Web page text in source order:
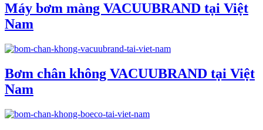
Máy bơm màng VACUUBRAND tại Việt
Nam
Bơm chân không VACUUBRAND tại Việt
Nam